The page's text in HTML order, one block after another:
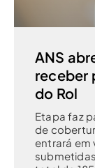
ANS
receber
do Rol
Etapa faz
de
entrará em